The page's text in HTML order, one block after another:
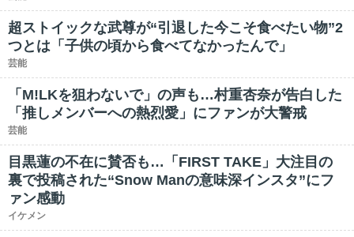
超ストイックな武尊が“引退した今こそ食べたい物”2
つとは「子供の頃から食べてなかったんで」
芸能
「M!LKを狙わないで」の声も…村重杏奈が告白した
「推しメンバーへの熱烈愛」にファンが大警戒
芸能
目黒蓮の不在に賛否も…「FIRST TAKE」大注目の
裏で投稿された“Snow Manの意味深インスタ”にフ
ァン感動
イケメン